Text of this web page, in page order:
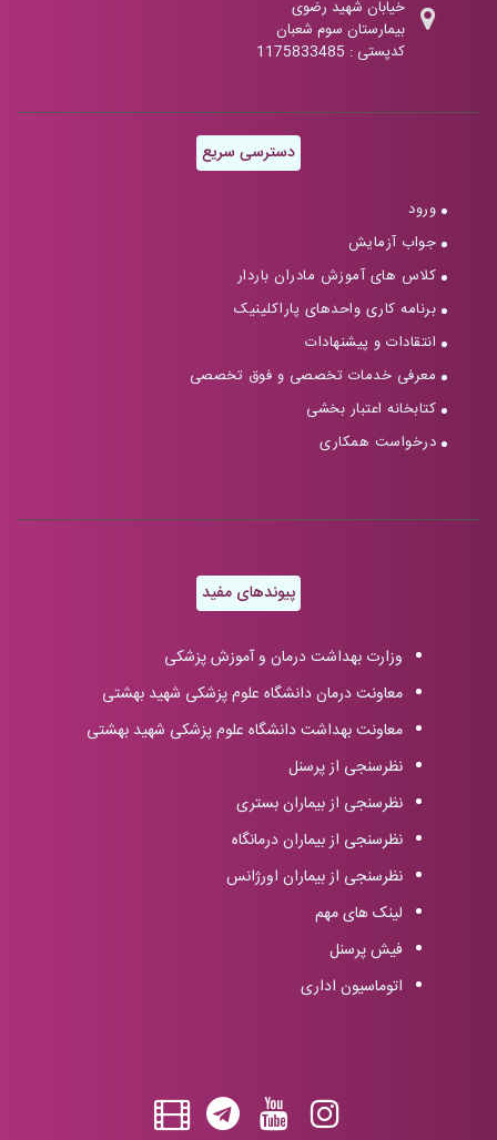
خیابان شهید رضوی
بیمارستان سوم شعبان
کدپستی : 1175833485
دسترسی سریع
ورود
جواب آزمایش
کلاس های آموزش مادران باردار
برنامه کاری واحدهای پاراکلینیک
انتقادات و پیشنهادات
معرفی خدمات تخصصی و فوق تخصصی
کتابخانه اعتبار بخشی
درخواست همکاری
پیوندهای مفید
وزارت بهداشت درمان و آموزش پزشکی
معاونت درمان دانشگاه علوم پزشکی شهید بهشتی
معاونت بهداشت دانشگاه علوم پزشکی شهید بهشتی
نظرسنجی از پرسنل
نظرسنجی از بیماران بستری
نظرسنجی از بیماران درمانگاه
نظرسنجی از بیماران اورژانس
لینک های مهم
فیش پرسنل
اتوماسیون اداری